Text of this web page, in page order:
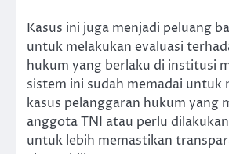
Kasus ini juga menjadi peluang
untuk melakukan evaluasi
hukum yang berlaku di institusi
sistem ini sudah memadai untuk
kasus pelanggaran hukum yang
anggota TNI atau perlu
untuk lebih memastikan